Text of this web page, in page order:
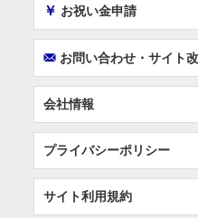
￥ お祝い金申請
Fお問い合わせ・サイト
会社情報
プライバシーポリシー
サイト利用規約